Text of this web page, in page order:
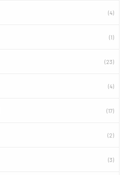
(4)
(1)
(23)
(4)
(17)
(2)
(3)